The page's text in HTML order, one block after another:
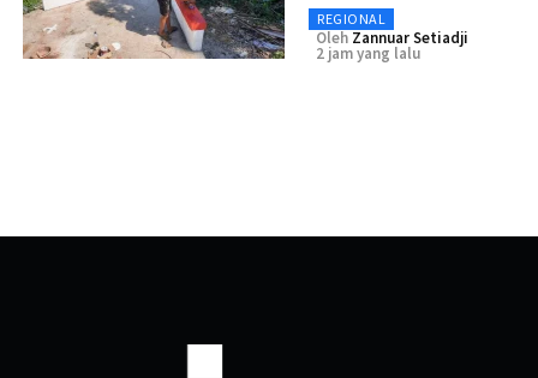
REGIONAL
Oleh Zannuar Setiadji
2 jam yang lalu